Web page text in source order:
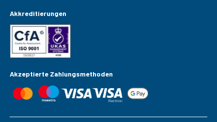
Akkreditierungen
Akzeptierte Zahlungsmethoden